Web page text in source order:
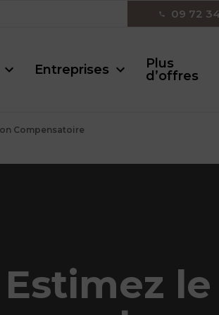
09 72
Entreprises
Plus
d’offres
Compensatoire
Estimez